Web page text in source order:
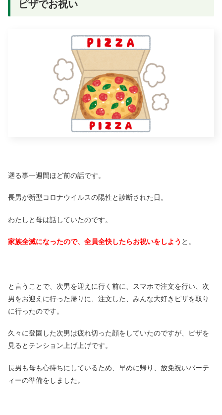
ピザでお祝い
遡る事一週間ほど前の話です。
長男が新型コロナウイルスの陽性と診断された日。
わたしと母は話していたのです。
家族全滅になったので、全員全快したらお祝いをしよう と。
と言うことで、次男を迎えに行く前に、スマホで注文を行い、次
男をお迎えに行った帰りに、注文した、みんな大好きピザを取り
に行ったのです。
久々に登園した次男は疲れ切った顔をしていたのですが、ピザを
見るとテンション上げ上げです。
長男も母も心待ちにしているため、早めに帰り、放免祝いパーテ
ィーの準備をしました。